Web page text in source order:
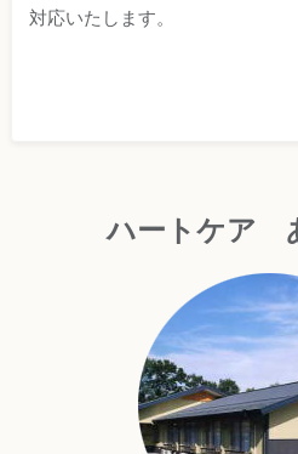
対応いたします。
ハートケア